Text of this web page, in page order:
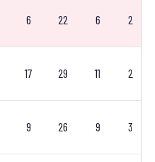
6 22 6 2
17 29 11 2
9 26 9 3